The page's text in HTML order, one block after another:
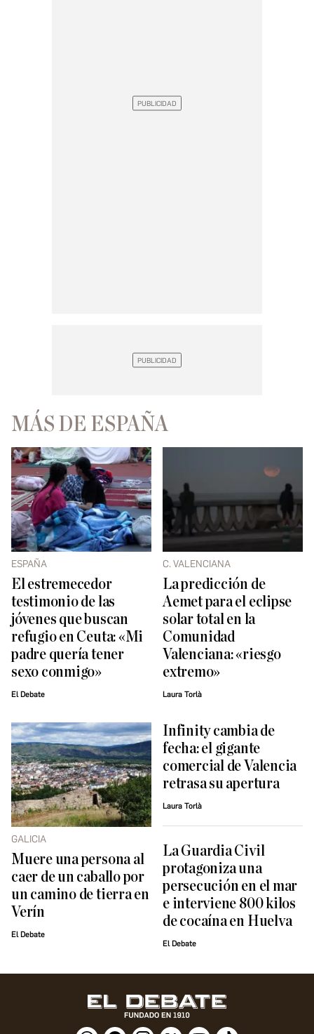
MÁS DE ESPAÑA
ESPAÑA
El estremecedor
testimonio de las
jóvenes que buscan
refugio en Ceuta: «Mi
padre quería tener
sexo conmigo»
El Debate
C. VALENCIANA
La predicción de
Aemet para el eclipse
solar total en la
Comunidad
Valenciana: «riesgo
extremo»
Laura Torlà
GALICIA
Muere una persona al
caer de un caballo por
un camino de tierra en
Verín
El Debate
Infinity cambia de
fecha: el gigante
comercial de Valencia
retrasa su apertura
Laura Torlà
La Guardia Civil
protagoniza una
persecución en el mar
e interviene 800 kilos
de cocaína en Huelva
El Debate